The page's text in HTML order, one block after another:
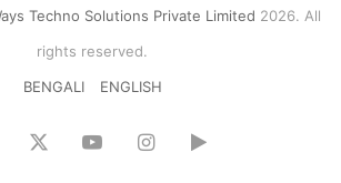
Techno Solutions Private Limited 2026. All
rights reserved.
BENGALI
ENGLISH
Facebook YouTubeInstagram